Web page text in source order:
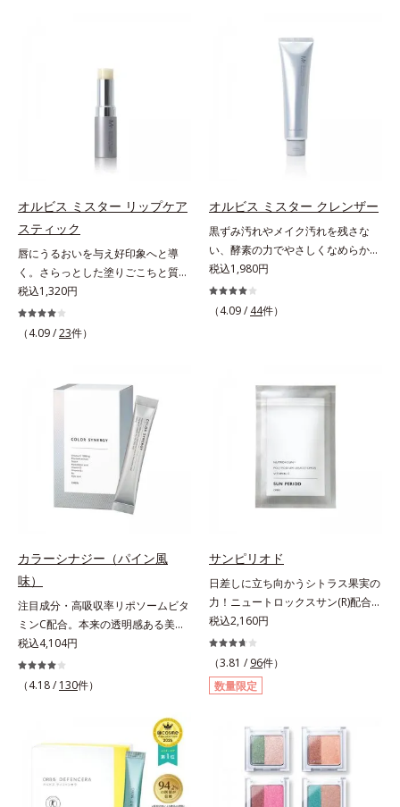
なたのエイジングケアを応援しま
ミ・ソバカスを防ぐ（ウォッシュを
除く）*2 オルビス内スキンケアシ
手入れのこと*4 うるおいによる
乾燥による*7 保湿成分*8 ロニ
セラカエルレア果汁、ノバラエキス
配合＝うるおいを与えハリと透明感
に満ちた肌へ導く保湿成分*9 メマ
ツヨイグサ抽出液、スイカズラエキ
ス配合＝角層のすみずみまで水分・
油分を保ち、ハリ・ツヤを与える保
湿成分*10 気持ちのこと
*2 美白（メラニンの生成を抑え、
シミ・ソバカスを防ぐ）と保湿のこ
ミ・ソバカスを防ぐ美白有効成分を
組み合わせた複合成分*4 グリチル
BEAUTY夏祭りは、こちら
ので、毛流れを整えたり、色をなじ
活躍。これ1本で完成度の高い、ふ
んわり眉に仕上がります。※中身を
ています。* ダイマージリノール酸
イソステアリル/フィトステリル）
配合＝感触向上成分
にWでアプローチする、薬用ニキビ
対策スキンケアシリーズです。5種
の和漢植物由来成分とコラーゲンが
きにくい肌を目指します。さらにビ
タミンC誘導体をはじめとした5種
ョットカプセル」を配合。カプセル
が浸透してから成分を放出する特殊
技術によって、高い浸透力(*2)と安
定性を実現。毛穴の目立ちをしっか
りケア(*3)して、ゆらぎやすいニキ
ビ肌を、みずみずしい清潔な垢抜け
肌(*4)へと導きます。たっぷりの保
然ビタミンE、イノシット、フィチ
ン酸、ユズセラミド、スフィンゴ糖
洗浄による汚れの除去*5 すべての
方に皮膚刺激がおきないというわけ
ではありません※敏感肌対象パッチ
ん）※弱酸性
オルビス ミスター リップケア
スティック
唇にうるおいを与え好印象へと導
く。さらっとした塗りごこちと質感
で自然で好印象な口元に。さらっと
した軽やかな塗りごこちでありなが
らも、唇にうるおいを与える「モイ
リームはべたつくから苦手」という
リップクリームに苦手意識を感じる
方でも使用しやすい設計に。ツヤを
抑えた質感で、自然で好印象な口元
へと導きます。3種の植物性保湿成
分を組み合わせた「MULTI-３※」
を配合。さらに、ミツロウ、ヒアル
ロン酸、コラーゲン配合で、唇にう
ス、ビワ葉エキス、カミツレ花エキ
ス：唇にうるおいを与える保湿成分
税込1,320円
（4.09 /23件）
オルビス ミスター クレンザー
黒ずみ汚れやメイク汚れを残さな
い、酵素の力でやさしくなめらかに
洗い上げるW洗顔不要のスペシャル
クレンザー。過剰な皮脂とその皮脂
汚れが詰まって発生する黒ずみ汚れ
酸 LP(*1)」を配合し、毛穴の黒ずみ
毛穴の汚れをしっかり洗い流す期待
感が高まる黒と、優しく肌に吸い付
くようなとろけ感のジェル状テクス
っかり洗い流し、洗いあがりはつる
んとした肌に。泡立て不要であわた
だしい朝も疲れて帰ってきた夜も手
軽にご使用いただけます。*1 リパ
ーゼ、リンゴ酸*2 イソステアリル
アスコルビルリン酸２Na、プラン
クトンエキス、ハス花エキス、乳酸
桿菌/セイヨウナシ果汁発酵液、ア
⇒ 保湿液※洗顔料と置き換えてご
使用いただけます。※週2～3回のス
ペシャル洗顔としてのご使用をおす
すめいたしますが、クレンジング料
税込1,980円
（4.09 / 44件）
カラーシナジー（パイン風
味）
注目成分・高吸収率リポソームビタ
ミンC配合。本来の透明感ある美し
さを目指す美容サプリメント。みん
なが目指す美しさのゴールは、透明
感でした。注目成分リポソームビタ
す美容サプリメントです。美容に嬉
しい効果を持つビタミンCには、口
から摂取しても吸収されにくく、多
くが体外に排出されるというデメリ
ットが。そんなデメリットを払拭す
税込4,104円
（4.18 / 130件）
サンピリオド
日差しに立ち向かうシトラス果実の
力！ニュートロックスサン(R)配合の
インナーケア(*)。果実の力で日差し
に立ち向かうインナーケア(*)です。
強い紫外線が降り注ぐ南スペイン産
のシトラスとローズマリーから抽出
した話題の成分、「ニュートロック
究を重ねており、多くの国で実績の
ある夏のケア成分です。さらに夏の
ケアで有名なPLエキスと、欠かせな
い美容成分ビタミンCもプラス。独
税込2,160円
（3.81 / 96件）
数量限定